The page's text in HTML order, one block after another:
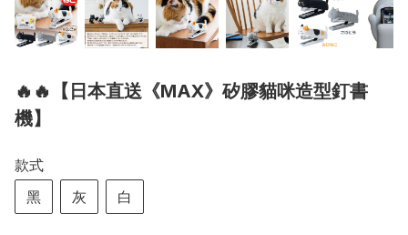
🔥🔥【日本直送《MAX》矽膠貓咪造型釘書
機】
款式
黑
灰 白